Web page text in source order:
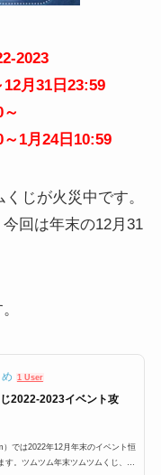
2023
月31日23:59
1月24日10:59
じが火災中です。
回は年末の12月31
1 User
2022-2023イベント攻
では2022年12月年末のイベント恒
す。ツムツム年末ツムツムくじ、ミ